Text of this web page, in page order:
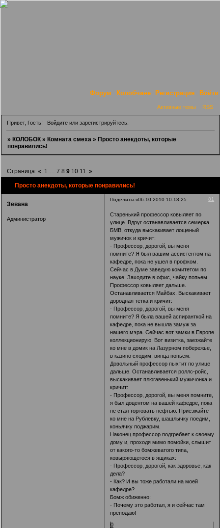
Форум Колобчане Регистрация Войти
Активные темы RSS
Привет, Гость! Войдитеили зарегистрируйтесь.
»КОЛОБОК »Комната смеха »Просто анекдоты, которые
понравились!
Просто анекдоты, которые понравились!
Страница:« 1 … 7 8 9 10 11 »
Поделиться 81
06.10.2010 10:18:25
Зевана
Администратор
Старенький профессор ковыляет по
улице. Вдруг останавливается семерка
БМВ, откуда выскакивает лощеный
мужичок и кричит:
- Профессор, дорогой, вы меня
помните? Я был вашим ассистентом на
кафедре, пока не ушел в профком.
Сейчас в Думе заведую комитетом по
науке. Заходите в офис, чайку попьем.
Профессор ковыляет дальше.
Останавливается Майбах. Выскакивает
дородная тетка и кричит:
- Профессор, дорогой, вы меня
помните? Я была вашей аспиранткой на
кафедре, пока не вышла замуж за
нашего мэра. Сейчас вот замки в Европе
коллекционирую. Вот визитка, заезжайте
ко мне в домик на Лазурном побережье,
в казино сходим, винца попьем.
Довольный профессор пыхтит по улице
дальше. Останавливается роллс-ройс,
выскакивает плюгавенький мужичонка и
кричит:
- Профессор, дорогой, вы меня помните,
я был доцентом на вашей кафедре, пока
не стал торговать нефтью. Приезжайте
ко мне на Рублевку, шашлычку поедим,
коньячку поджарим.
Наконец профессор подгребает к своему
дому и, проходя мимо помойки, слышит
от какого-то бомжеватого типа,
ковыряющегося в ящиках:
- Профессор, дорогой, как здоровье, как
дела?
- Как? И вы тоже работали на моей
кафедре?
Бомж обиженно:
- Почему это работал, я и сейчас там
преподаю!
0